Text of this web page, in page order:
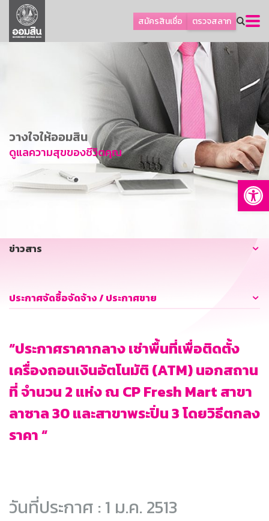
สมัครสินเชื่อ ตรวจสลาก
ลูกค้าธุรกิจ
ลูกค้าผู้ประกอบรายย่อย
การพัฒนาที่ยั่งยืน
ข่าวสาร
บริการทางการเงิน
อื่นๆ
วางใจให้ออมสิน
ดูแลความสุขของชีวิตคุณ
ข่าวสาร
ประกาศจัดซื้อจัดจ้าง / ประกาศขาย
“ประกาศราคากลาง เช่าพื้นที่เพื่อติดตั้ง
เครื่องถอนเงินอัตโนมัติ (ATM) นอกสถาน
ที่ จำนวน 2 แห่ง ณ CP Fresh Mart สาขา
ลาซาล 30 และสาขาพระปิ่น 3 โดยวิธีตกลง
ราคา “
วันที่ประกาศ : 1 ม.ค. 2513